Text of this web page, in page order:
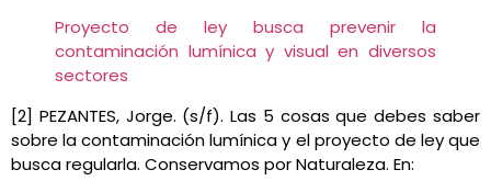
Proyecto de ley busca prevenir la
contaminación lumínica y visual en diversos
sectores
[2] PEZANTES, Jorge. (s/f). Las 5 cosas que debes saber
sobre la contaminación lumínica y el proyecto de ley que
busca regularla. Conservamos por Naturaleza. En: